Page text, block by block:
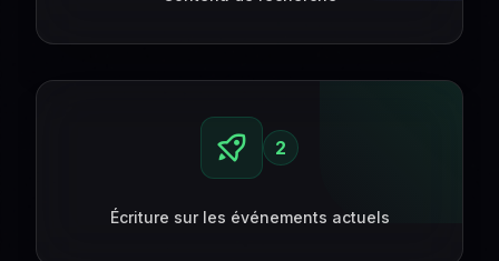
2
Écriture sur les événements actuels